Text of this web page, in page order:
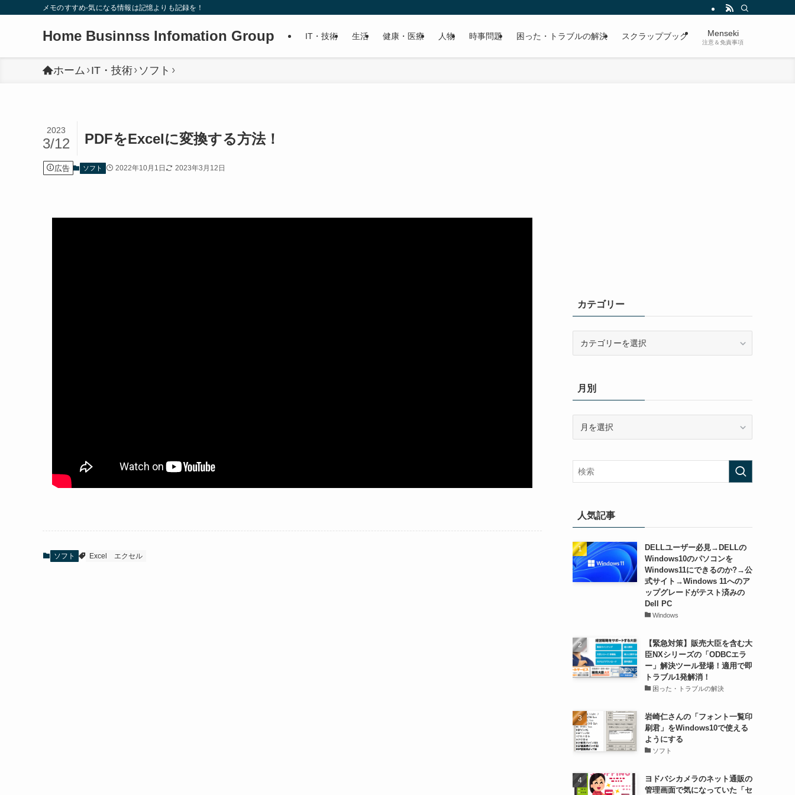
メモのすすめ-気になる情報は記憶よりも記録を！
Home Businnss Infomation Group IT・技術 生活 健康・医療 人物 時事問題 困った・トラブルの解決 スクラップブック Menseki
注意＆免責事項
ホーム IT・技術 ソフト
PDFをExcelに変換する方法！
2023
3/12
広告 ソフト 2022年10月1日 2023年3月12日
ソフト Excel エクセル
カテゴリー
ー月別
人気記事
DELLユーザー必見→DELLの
Windows10のパソコンを
Windows11にできるのか?→公
式サイト→Windows 11へのア
ップグレードがテスト済みの
Dell PC
Windows
【緊急対策】販売大臣を含む大
臣NXシリーズの「ODBCエラ
ー」解決ツール登場！適用で即
トラブル1発解消！
困った・トラブルの解決
岩崎仁さんの「フォント一覧印
刷君」をWindows10で使える
ようにする
ソフト
ヨドバシカメラのネット通販の
管理画面で気になっていた「セ